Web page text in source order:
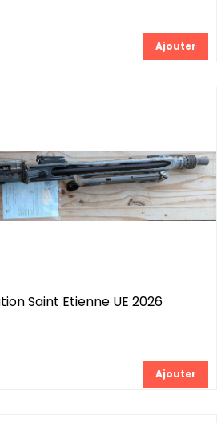
Ajouter
Saint Etienne UE 2026
Ajouter